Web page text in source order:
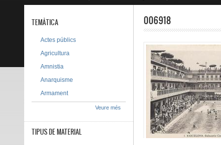
006918
TEMÀTICA
Actes públics
Agricultura
Amnistia
Anarquisme
Armament
Veure més
TIPUS DE MATERIAL